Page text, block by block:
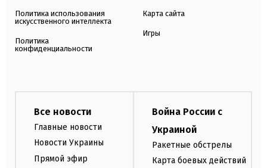
Политика использования
искусственного интеллекта
Политика
конфиденциальности
Карта сайта
Игры
Все новости
Главные новости
Новости Украины
Прямой эфир
Война России с
Украиной
Ракетные обстрелы
Карта боевых действий